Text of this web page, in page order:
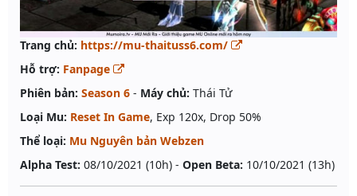
Trang chủ: https://mu-thaituss6.com/
Hỗ trợ: Fanpage
Phiên bản: Season 6 - Máy chủ: Thái Tử
Loại Mu: Reset In Game, Exp 120x, Drop 50%
Thể loại: Mu Nguyên bản Webzen
Alpha Test: 08/10/2021 (10h) - Open Beta: 10/10/2021 (13h)